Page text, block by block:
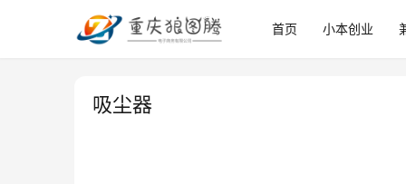
首页 小本创业
吸尘器